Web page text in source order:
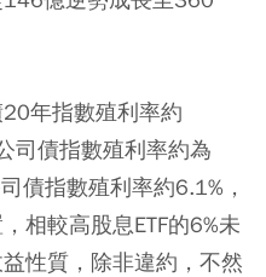
年指數殖利率約
司債指數殖利率約為
債指數殖利率約6.1%，
相較高股息ETF的6%未
性質，除非違約，不然